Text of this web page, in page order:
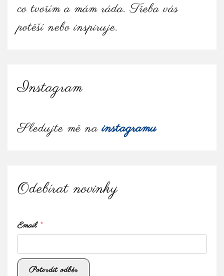
co tvořím a mám ráda. Třeba vás
potěší nebo inspiruje.
Instagram
Sledujte mě nainstagramu
Odebírat novinky
Email *